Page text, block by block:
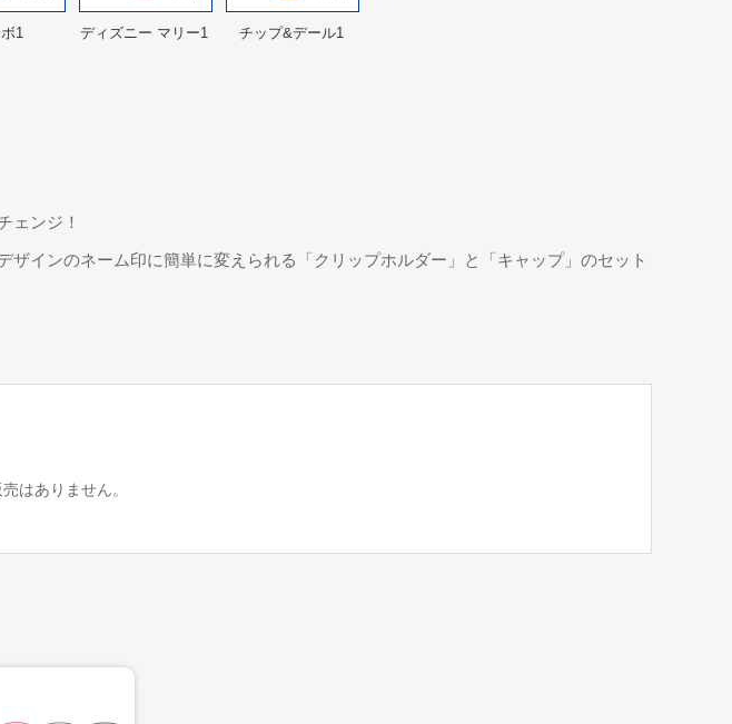
1 ディズニー マリー1 チップ&デール1
ェンジ！
ザインのネーム印に簡単に変えられる「クリップホルダー」と「キャップ」のセット
はありません。